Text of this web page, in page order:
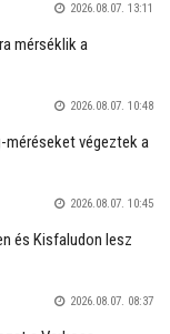
2026.08.07. 13:11
mérséklik a
2026.08.07. 10:48
méréseket végeztek a
2026.08.07. 10:45
és Kisfaludon lesz
2026.08.07. 08:37